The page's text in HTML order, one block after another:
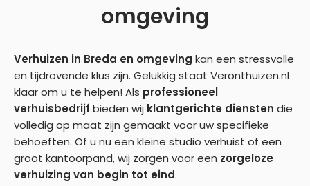
omgeving
Verhuizen in Breda en omgeving kan een stressvolle
en tijdrovende klus zijn. Gelukkig staat Veronthuizen.nl
klaar om u te helpen! Als professioneel
verhuisbedrijf bieden wij klantgerichte diensten die
volledig op maat zijn gemaakt voor uw specifieke
behoeften. Of u nu een kleine studio verhuist of een
groot kantoorpand, wij zorgen voor een zorgeloze
verhuizing van begin tot eind.